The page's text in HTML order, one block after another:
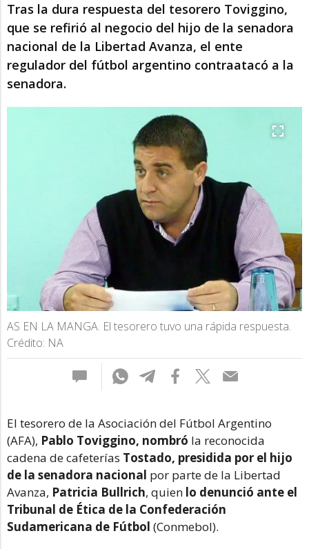
Lun Mar Mié
Tras la dura respuesta del tesorero Toviggino,
que se refirió al negocio del hijo de la senadora
nacional de la Libertad Avanza, el ente
regulador del fútbol argentino contraatacó a la
senadora.
AS EN LA MANGA. El tesorero tuvo una rápida respuesta.
Crédito: NA
El tesorero de la Asociación del Fútbol Argentino
(AFA), Pablo Toviggino, nombró la reconocida
cadena de cafeterías Tostado, presidida por el hijo
de la senadora nacional por parte de la Libertad
Avanza, Patricia Bullrich, quien lo denunció ante el
Tribunal de Ética de la Confederación
Sudamericana de Fútbol (Conmebol).